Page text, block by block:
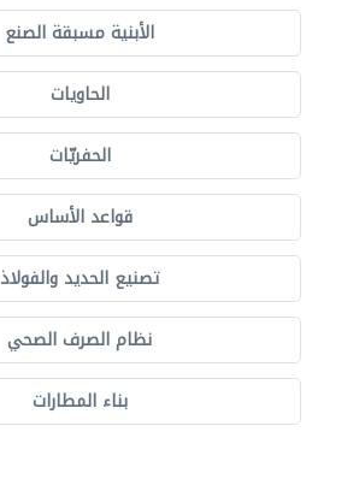
الأبنية مسبقة الصنع
الحاويات
الحفريّات
قواعد الأساس
تصنيع الحديد والفولاذ
نظام الصرف الصحي
بناء المطارات